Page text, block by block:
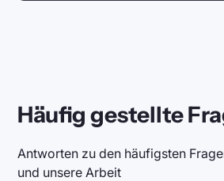
Häufig gestellte
Antworten zu den häufigsten
und unsere Arbeit